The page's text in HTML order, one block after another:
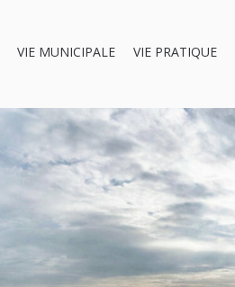
VIE MUNICIPALE VIE PRATIQUE